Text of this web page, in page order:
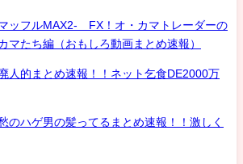
ッフルMAX2- FX！オ・カマトレーダーの
たち編（おもしろ動画まとめ速報）
人的まとめ速報！！ネット乞食DE2000万
のハゲ男の髪ってるまとめ速報！！激しく